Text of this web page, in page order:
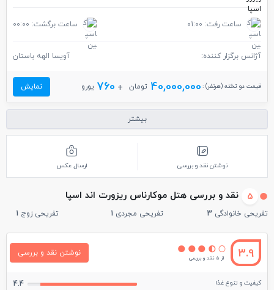
ساعت رفت: 01:00 ساعت برگشت: 00:00
آژانس برگزار کننده: آویسا الهه باستان
قیمت دو تخته (هرنفر) : 40,000,000 تومان 760 یورو نمایش
بیشتر
نوشتن نقد و بررسی ارسال عکس
5 نقد و بررسی هتل موکارناس ریزورت اند اسپا
تفریحی خانوادگی 3 تفریحی مجردی 1 تفریحی زوج 1
3.9 از 5 نقد و بررسی
نوشتن نقد و بررسی
کیفیت و تنوع غذا 4.4